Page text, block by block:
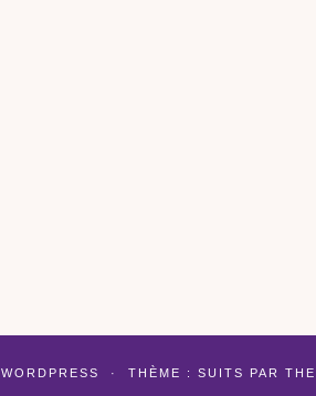
WORDPRESS · THÈME : SUITS PAR